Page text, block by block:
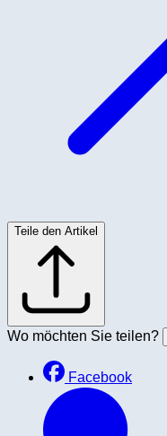
Teile den Artikel
Wo möchten Sie teilen?
Facebook